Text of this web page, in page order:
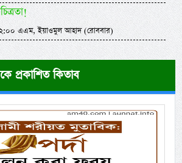
এএম, ইয়াওমুল আহাদ (রোববার)
প্রকাশিত কিতাব